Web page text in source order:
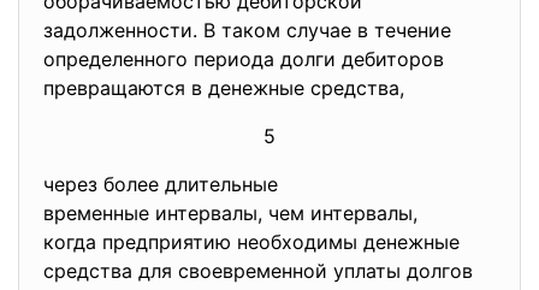
задолженности. В таком случае в течение
определенного периода долги дебиторов
превращаются в денежные средства,
5
через более длительные
временные интервалы, чем интервалы,
когда предприятию необходимы денежные
средства для своевременной уплаты долгов